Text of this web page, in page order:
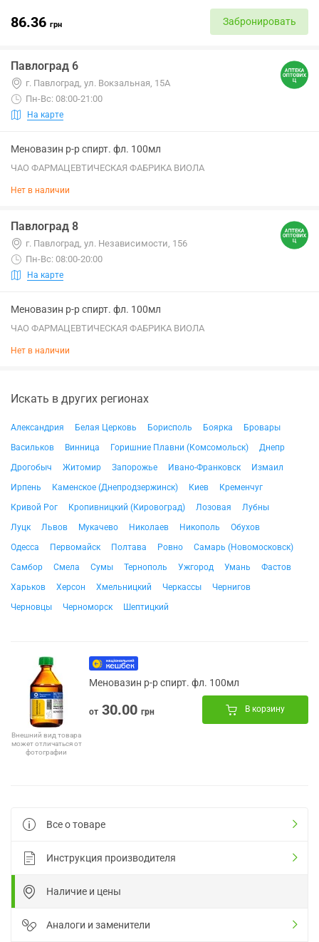
86.36 грн Забронировать
Павлоград 6
г. Павлоград, ул. Вокзальная, 15А
Пн-Вс: 08:00-21:00
На карте
Меновазин р-р спирт. фл. 100мл
ЧАО ФАРМАЦЕВТИЧЕСКАЯ ФАБРИКА ВИОЛА
Нет в наличии
Павлоград 8
г. Павлоград, ул. Независимости, 156
Пн-Вс: 08:00-20:00
На карте
Меновазин р-р спирт. фл. 100мл
ЧАО ФАРМАЦЕВТИЧЕСКАЯ ФАБРИКА ВИОЛА
Нет в наличии
Искать в других регионах
Александрия Белая Церковь Борисполь Боярка
Бровары
Васильков
Винница Горишние Плавни (Комсомольск)
Днепр
Дрогобыч
Житомир Запорожье Ивано-Франковск
Измаил
Ирпень
Каменское (Днепродзержинск) Киев
Кременчуг
Кривой Рог
Кропивницкий (Кировоград) Лозовая
Лубны
Луцк
Львов Мукачево Николаев Никополь
Обухов
Одесса
Первомайск Полтава Ровно
Самарь (Новомосковск)
Самбор
Смела Сумы Тернополь Ужгород Умань
Фастов
Харьков
Херсон Хмельницкий Черкассы
Чернигов
Черновцы
Черноморск Шептицкий
Внешний вид товара
может отличаться от
фотографии
Меновазин р-р спирт. фл. 100мл
от 30.00 грн В корзину
Все о товаре
Инструкция производителя
Наличие и цены
Аналоги и заменители